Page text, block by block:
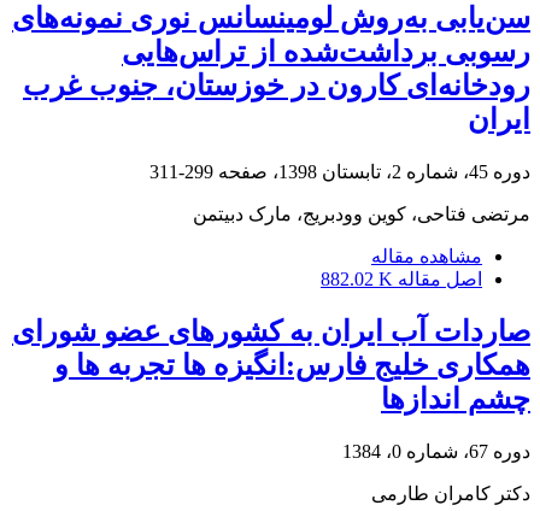
سن‌یابی به‌روش لومینسانس نوری نمونه‌های
رسوبی برداشت‌شده از تراس‌هایی
رودخانه‌ای کارون در خوزستان، جنوب غرب
ایران
دوره 45، شماره 2، تابستان 1398، صفحه 299-311
مرتضی فتاحی، کوین وودبریج، مارک دبیتمن
مشاهده مقاله
اصل مقاله 882.02 K
صاردات آب ایران به کشورهای عضو شورای
همکاری خلیج فارس:انگیزه ها تجربه ها و
چشم اندازها
دوره 67، شماره 0، 1384
دکتر کامران طارمی